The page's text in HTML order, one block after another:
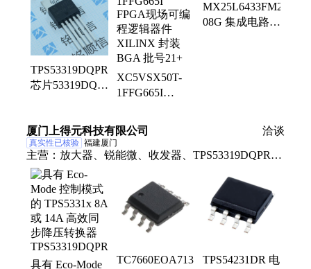
TPS53319DQPR
芯片53319DQP
芯片现货 电子
元器件配单
XC5VSX50T-
1FFG665I
程逻辑器件
XILINX 封装
BGA 批号21+
MX25L6433FM2I-
08G 集成电路
厦门上得元科技有限公司 洽谈
真实性已核验 福建厦门
主营： 放大器、锐能微、收发器、TPS53319DQPR、
控制器、二极管、华之美、解码器、稳压器、
sn74ls00dr、mmbta42-tp、utc(友顺、op2177armz、
5kasmc30ah、on场效应、quad2-input、cj三极管、
fqd12n20ltm、中芯集成、电源开关、集成电路、旺宏
电子、英国安数、航天民芯、lan8710ai-ezk、
mc74hc14adr2g
具有 Eco-Mode
TC7660EOA713
TPS54231DR 电